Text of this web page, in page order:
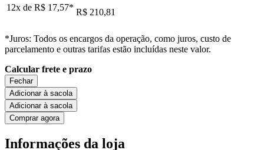
12x de R$ 17,57* R$ 210,81
*Juros: Todos os encargos da operação, como juros, custo de
parcelamento e outras tarifas estão incluídas neste valor.
Calcular frete e prazo
Fechar
Adicionar à sacola
Adicionar à sacola
Comprar agora
Informações da loja